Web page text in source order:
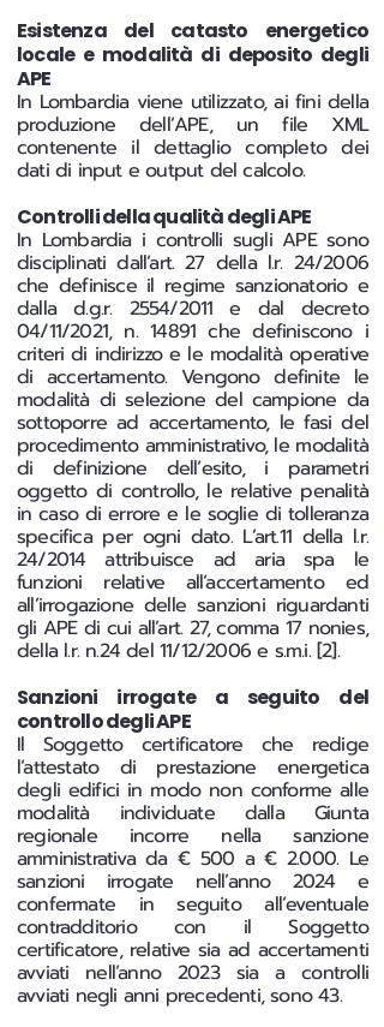
Esistenza del catasto energetico
locale e modalità di deposito degli
APE
In Lombardia viene utilizzato, ai fini della
produzione dell’APE, un file XML
contenente il dettaglio completo dei
dati di input e output del calcolo.
Controlli della qualità degli APE
In Lombardia i controlli sugli APE sono
disciplinati dall’art. 27 della l.r. 24/2006
che definisce il regime sanzionatorio e
dalla d.g.r. 2554/2011 e dal decreto
04/11/2021, n. 14891 che definiscono i
criteri di indirizzo e le modalità operative
di accertamento. Vengono definite le
modalità di selezione del campione da
sottoporre ad accertamento, le fasi del
procedimento amministrativo, le modalità
di definizione dell’esito, i parametri
oggetto di controllo, le relative penalità
in caso di errore e le soglie di tolleranza
specifica per ogni dato. L’art.11 della l.r.
24/2014 attribuisce ad aria spa le
funzioni relative all’accertamento ed
all’irrogazione delle sanzioni riguardanti
gli APE di cui all’art. 27, comma 17 nonies,
della l.r. n.24 del 11/12/2006 e s.m.i. [2].
Sanzioni irrogate a seguito del
controllo degli APE
Il Soggetto certificatore che redige
l’attestato di prestazione energetica
degli edifici in modo non conforme alle
modalità individuate dalla Giunta
regionale incorre nella sanzione
amministrativa da € 500 a € 2.000. Le
sanzioni irrogate nell’anno 2024 e
confermate in seguito all’eventuale
contradditorio con il Soggetto
certificatore, relative sia ad accertamenti
avviati nell’anno 2023 sia a controlli
avviati negli anni precedenti, sono 43.